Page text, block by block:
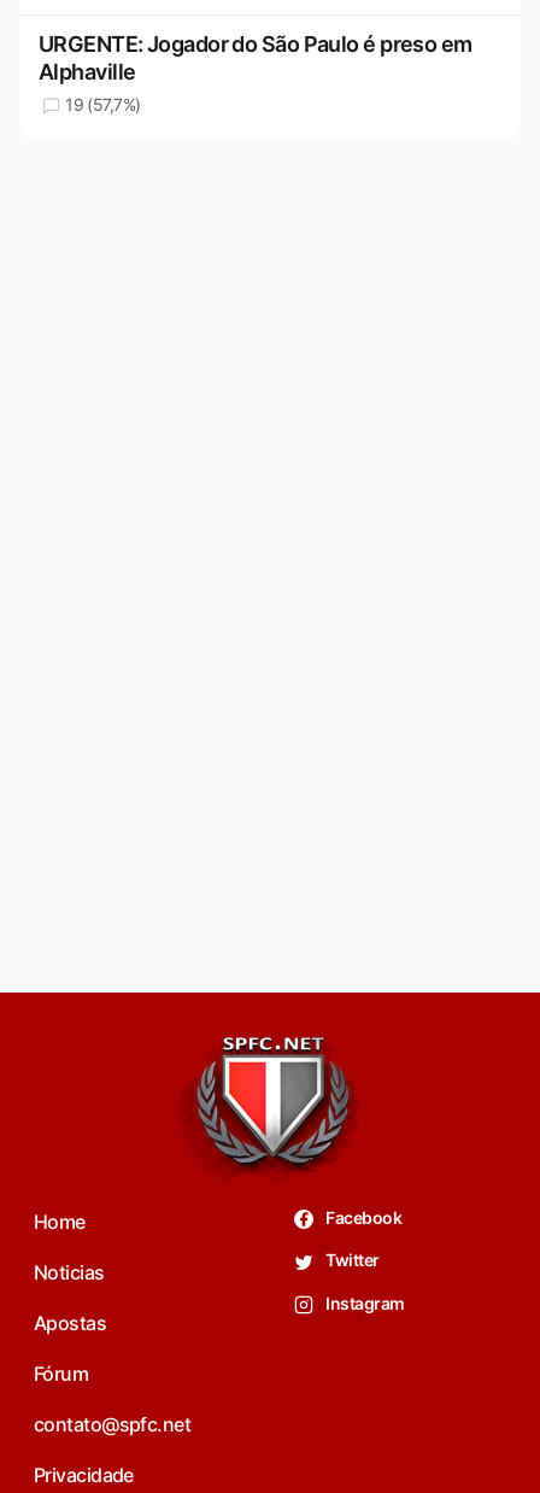
URGENTE: Jogador do São Paulo é preso em
Alphaville
19 (57,7%)
Home
Noticias
Apostas
Fórum
contato@spfc.net
Privacidade
Facebook
Twitter
Instagram